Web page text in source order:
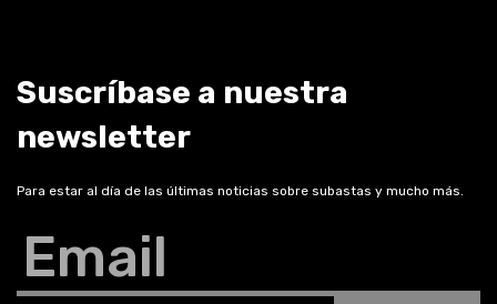
Suscríbase a nuestra
newsletter
Para estar al día de las últimas noticias sobre subastas y mucho más.
Email